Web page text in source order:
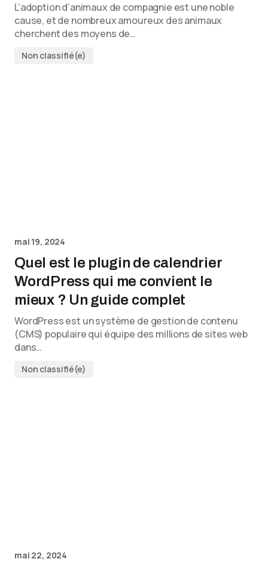
L’adoption d’animaux de compagnie est une noble
cause, et de nombreux amoureux des animaux
cherchent des moyens de…
Non classifié(e)
mai 19, 2024
Quel est le plugin de calendrier
WordPress qui me convient le
mieux ? Un guide complet
WordPress est un système de gestion de contenu
(CMS) populaire qui équipe des millions de sites web
dans…
Non classifié(e)
mai 22, 2024